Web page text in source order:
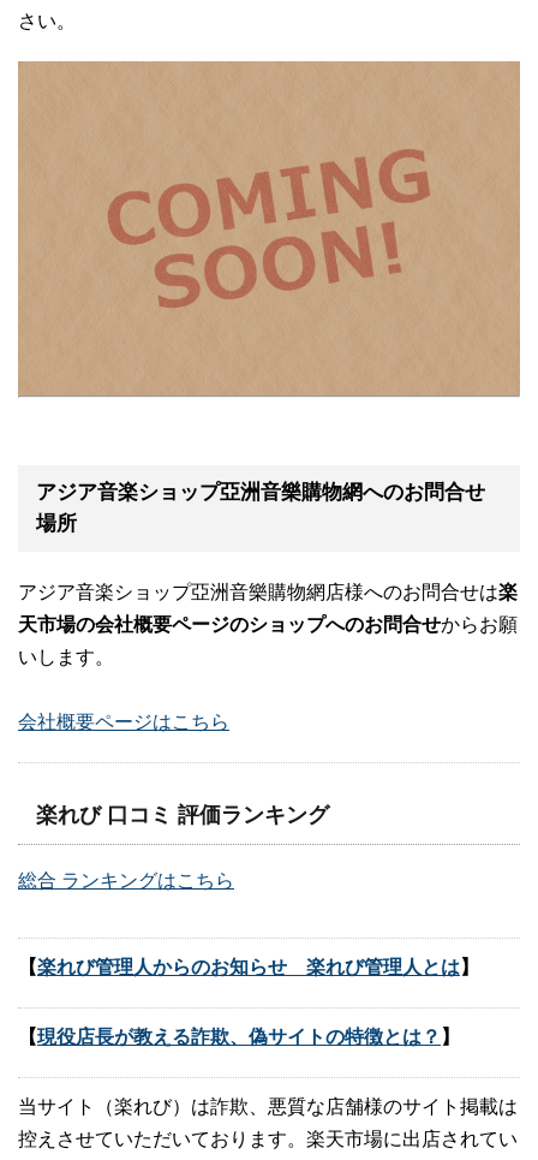
さい。
アジア音楽ショップ亞洲音樂購物網へのお問合せ
場所
アジア音楽ショップ亞洲音樂購物網店様へのお問合せは楽
天市場の会社概要ページのショップへのお問合せからお願
いします。
会社概要ページはこちら
楽れび 口コミ 評価ランキング
総合 ランキングはこちら
【楽れび管理人からのお知らせ 楽れび管理人とは 】
【現役店長が教える詐欺、偽サイトの特徴とは？ 】
当サイト（楽れび）は詐欺、悪質な店舗様のサイト掲載は
控えさせていただいております。楽天市場に出店されてい